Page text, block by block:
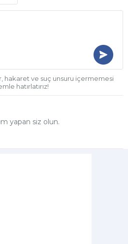
hakaret ve suç unsuru içermemesi
hatırlatırız!
yapan siz olun.